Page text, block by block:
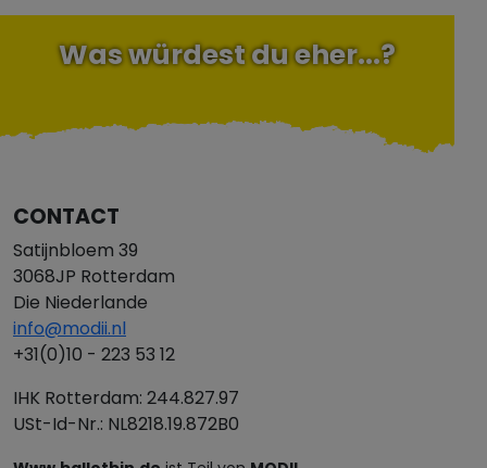
Was würdest du eher...?
CONTACT
Satijnbloem 39
3068JP Rotterdam
Die Niederlande
info@modii.nl
+31(0)10 - 223 53 12
IHK Rotterdam: 244.827.97
USt-Id-Nr.: NL8218.19.872B0